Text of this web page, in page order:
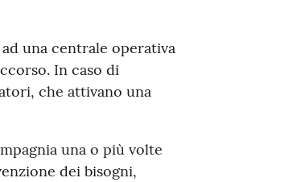
una centrale operativa
In caso di
che attivano una
una o più volte
dei bisogni,